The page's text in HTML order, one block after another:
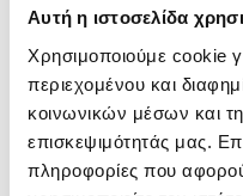
Αυτή η ιστοσελίδα
Χρησιμοποιούμε cookie
περιεχομένου και
κοινωνικών μέσων και
επισκεψιμότητάς μας.
πληροφορίες που